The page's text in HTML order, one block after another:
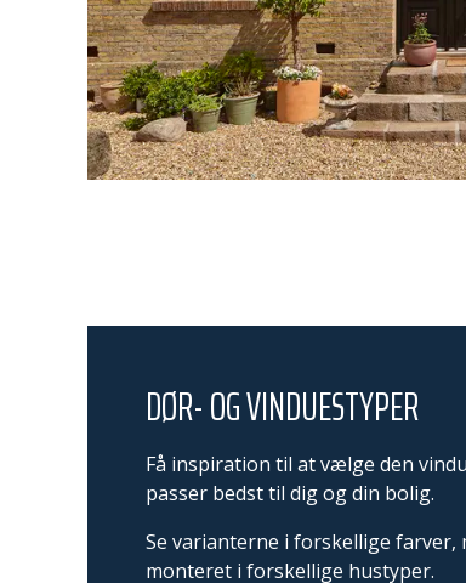
DØR- OG VINDUESTYPER
Få inspiration til at vælge den
passer bedst til dig og din bolig.
Se varianterne i forskellige farver,
monteret i forskellige hustyper.